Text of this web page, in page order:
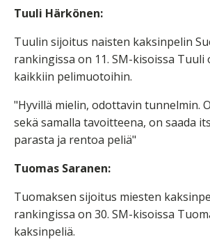
Tuuli Härkönen:
Tuulin sijoitus naisten kaksinpelin
rankingissa on 11. SM-kisoissa Tuuli
kaikkiin pelimuotoihin.
"Hyvillä mielin, odottavin tunnelmin.
sekä samalla tavoitteena, on saada
parasta ja rentoa peliä"
Tuomas Saranen:
Tuomaksen sijoitus miesten
rankingissa on 30. SM-kisoissa
kaksinpeliä.